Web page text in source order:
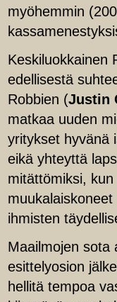
myöhemmin
Keskiluokkainen
edellisestä
Robbien (Justin
matkaa uuden
yritykset hyvänä
eikä yhteyttä
mitättömiksi,
ihmisten
Maailmojen sota
esittelyosion
hellitä tempoa